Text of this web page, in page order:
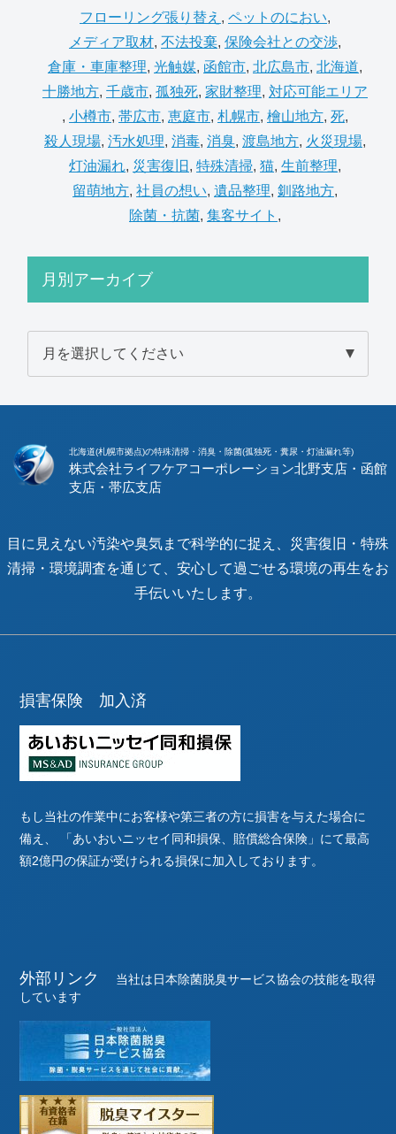
フローリング張り替え , ペットのにおい,
メディア取材, 不法投棄, 保険会社との交渉,
倉庫・車庫整理, 光触媒, 函館市, 北広島市, 北海道,
十勝地方, 千歳市, 孤独死, 家財整理, 対応可能エリア
, 小樽市, 帯広市, 恵庭市, 札幌市, 檜山地方, 死,
殺人現場, 汚水処理, 消毒, 消臭, 渡島地方, 火災現場,
灯油漏れ, 災害復旧 , 特殊清掃, 猫, 生前整理,
留萌地方, 社員の想い, 遺品整理, 釧路地方,
除菌・抗菌, 集客サイト ,
月別アーカイブ
北海道(札幌市拠点)の特殊清掃・消臭・除菌(孤独死・糞尿・灯油漏れ等)
株式会社ライフケアコーポレーション
目に見えない汚染や臭気まで科学的に捉え、災害復旧・特殊
清掃・環境調査を通じて、安心して過ごせる環境の再生をお
手伝いいたします。
損害保険 加入済
もし当社の作業中にお客様や第三者の方に損害を与えた場合に
備え、
「あいおいニッセイ同和損保、賠償総合保険」にて最高
額2億円の保証が受けられる損保に加入しております。
外部リンク
当社は日本除菌脱臭サービス協会の技能を取得
しています